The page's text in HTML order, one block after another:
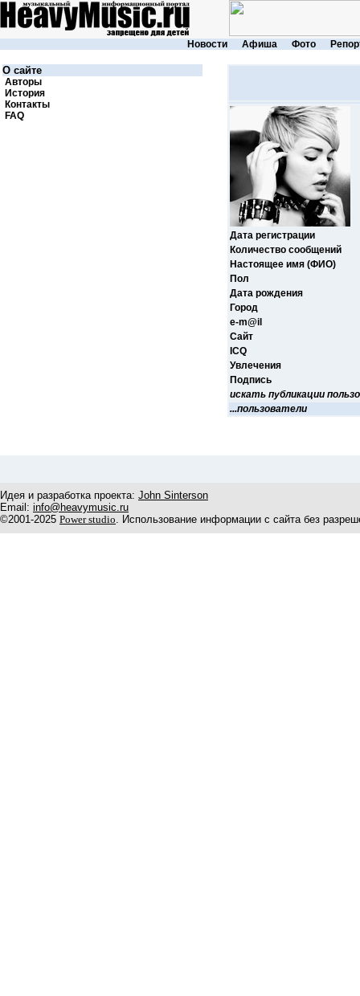
Новости Афиша Фото
О сайте
Авторы
История
Контакты
FAQ
Дата регистрации
Количество сообщений
Настоящее имя (ФИО)
Пол
Дата рождения
Город
e-m@il
Cайт
ICQ
Увлечения
Подпись
искать публикации
...пользователи
Идея и разработка проекта: John Sinterson
Email: info@heavymusic.ru
©2001-2025 Power studio. Использование информации с сайта без